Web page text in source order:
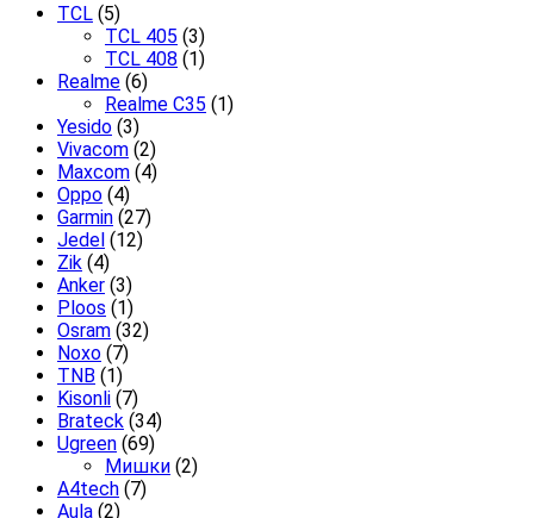
TCL (5)
TCL 405 (3)
TCL 408 (1)
Realme (6)
Realme C35 (1)
Yesido (3)
Vivacom (2)
Maxcom (4)
Oppo (4)
Garmin (27)
Jedel (12)
Zik (4)
Anker (3)
Ploos (1)
Osram (32)
Noxo (7)
TNB (1)
Kisonli (7)
Brateck (34)
Ugreen (69)
Мишки (2)
A4tech (7)
Aula (2)